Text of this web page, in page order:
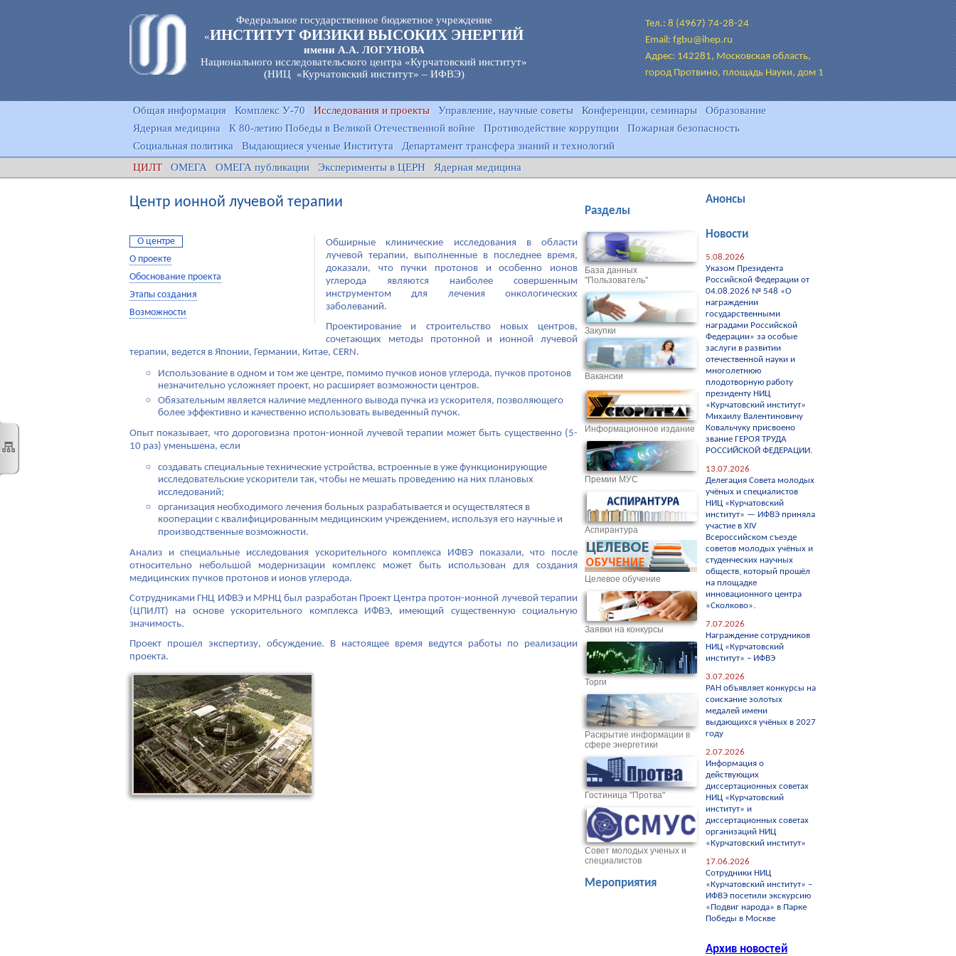
Федеральное государственное бюджетное учреждение
«ИНСТИТУТ ФИЗИКИ ВЫСОКИХ ЭНЕРГИЙ
имени А.А. ЛОГУНОВА
Национального исследовательского центра «Курчатовский институт»
(НИЦ «Курчатовский институт» – ИФВЭ)
Тел.: 8 (4967) 74-28-24
Email: fgbu@ihep.ru
Адрес: 142281, Московская область,
город Протвино, площадь Науки, дом 1
Общая информация Комплекс У-70 Исследования и проекты Управление, научные советы Конференции, семинары
Образование
Ядерная медицина
К 80-летию Победы в Великой Отечественной войне Противодействие коррупции
Пожарная безопасность
Социальная политика
Выдающиеся ученые Института
Департамент трансфера знаний и технологий
ЦИЛТ
ОМЕГА ОМЕГА публикации Эксперименты в ЦЕРН Ядерная медицина
Центр ионной лучевой терапии
О центре
О проекте
Обоснование проекта
Этапы создания
Возможности
Обширные клинические исследования в области
лучевой терапии, выполненные в последнее время,
доказали, что пучки протонов и особенно ионов
углерода являются наиболее совершенным
инструментом для лечения онкологических
заболеваний.
Проектирование и строительство новых центров,
сочетающих методы протонной и ионной лучевой
терапии, ведется в Японии, Германии, Китае, CERN.
Использование в одном и том же центре, помимо пучков ионов углерода, пучков протонов
незначительно усложняет проект, но расширяет возможности центров.
Обязательным является наличие медленного вывода пучка из ускорителя, позволяющего
более эффективно и качественно использовать выведенный пучок.
Опыт показывает, что дороговизна протон-ионной лучевой терапии может быть существенно (5-
10 раз) уменьшена, если
создавать специальные технические устройства, встроенные в уже функционирующие
исследовательские ускорители так, чтобы не мешать проведению на них плановых
исследований;
организация необходимого лечения больных разрабатывается и осуществлятеся в
кооперации с квалифицированным медицинским учреждением, используя его научные и
производственные возможности.
Анализ и специальные исследования ускорительного комплекса ИФВЭ показали, что после
относительно небольшой модернизации комплекс может быть использован для создания
медицинских пучков протонов и ионов углерода.
Сотрудниками ГНЦ ИФВЭ и МРНЦ был разработан Проект Центра протон-ионной лучевой терапии
(ЦПИЛТ) на основе ускорительного комплекса ИФВЭ, имеющий существенную социальную
значимость.
Проект прошел экспертизу, обсуждение. В настоящее время ведутся работы по реализации
проекта.
Разделы
База данных
"Пользователь"
Закупки
Вакансии
Информационное издание
Премии МУС
Аспирантура
Целевое обучение
Заявки на конкурсы
Торги
Раскрытие информации в
сфере энергетики
Гостиница "Протва"
Совет молодых ученых и
специалистов
Мероприятия
Анонсы
Новости
5.08.2026
Указом Президента
Российской Федерации от
04.08.2026 № 548 «О
награждении
государственными
наградами Российской
Федерации» за особые
заслуги в развитии
отечественной науки и
многолетнюю
плодотворную работу
президенту НИЦ
«Курчатовский институт»
Михаилу Валентиновичу
Ковальчуку присвоено
звание ГЕРОЯ ТРУДА
РОССИЙСКОЙ ФЕДЕРАЦИИ.
13.07.2026
Делегация Совета молодых
учёных и специалистов
НИЦ «Курчатовский
институт» — ИФВЭ приняла
участие в XIV
Всероссийском съезде
советов молодых учёных и
студенческих научных
обществ, который прошёл
на площадке
инновационного центра
«Сколково».
7.07.2026
Награждение сотрудников
НИЦ «Курчатовский
институт» – ИФВЭ
3.07.2026
РАН объявляет конкурсы на
соискание золотых
медалей имени
выдающихся учёных в 2027
году
2.07.2026
Информация о
действующих
диссертационных советах
НИЦ «Курчатовский
институт» и
диссертационных советах
организаций НИЦ
«Курчатовский институт»
17.06.2026
Сотрудники НИЦ
«Курчатовский институт» –
ИФВЭ посетили экскурсию
«Подвиг народа» в Парке
Победы в Москве
Архив новостей